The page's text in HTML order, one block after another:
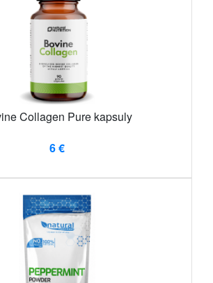
Collagen Pure kapsuly
6 €